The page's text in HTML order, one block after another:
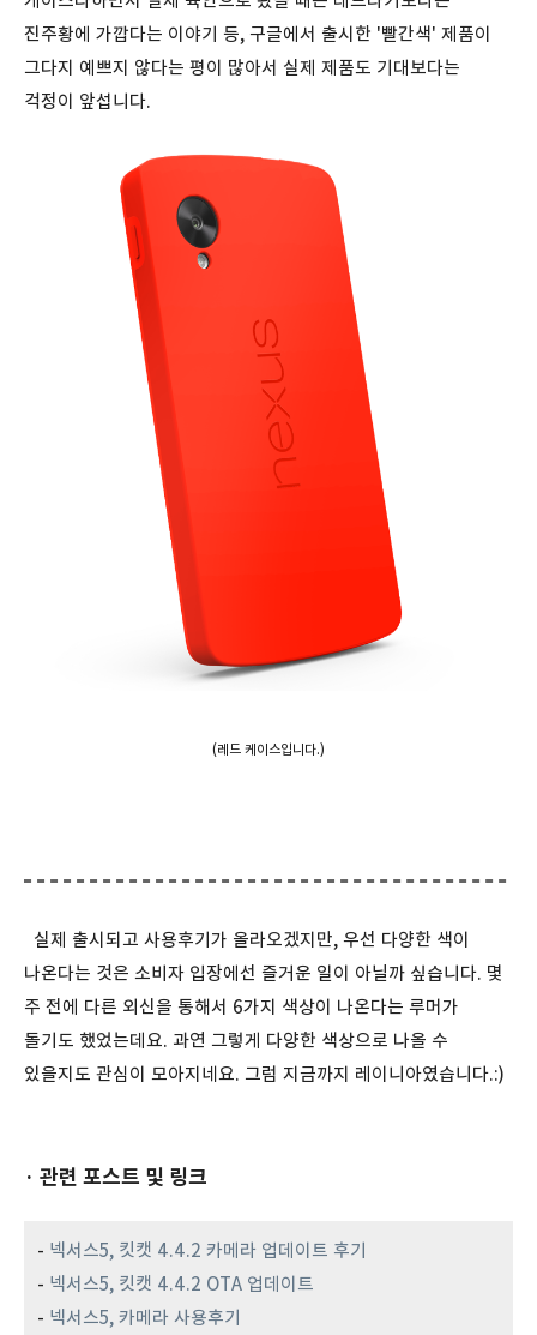
진주황에 가깝다는 이야기 등, 구글에서 출시한 '빨간색' 제품이
그다지 예쁘지 않다는 평이 많아서 실제 제품도 기대보다는
걱정이 앞섭니다.
(레드 케이스입니다.)
실제 출시되고 사용후기가 올라오겠지만, 우선 다양한 색이
나온다는 것은 소비자 입장에선 즐거운 일이 아닐까 싶습니다. 몇
주 전에 다른 외신을 통해서 6가지 색상이 나온다는 루머가
돌기도 했었는데요. 과연 그렇게 다양한 색상으로 나올 수
있을지도 관심이 모아지네요. 그럼 지금까지 레이니아였습니다.:)
· 관련 포스트 및 링크
- 넥서스5, 킷캣 4.4.2 카메라 업데이트 후기
- 넥서스5, 킷캣 4.4.2 OTA 업데이트
- 넥서스5, 카메라 사용후기